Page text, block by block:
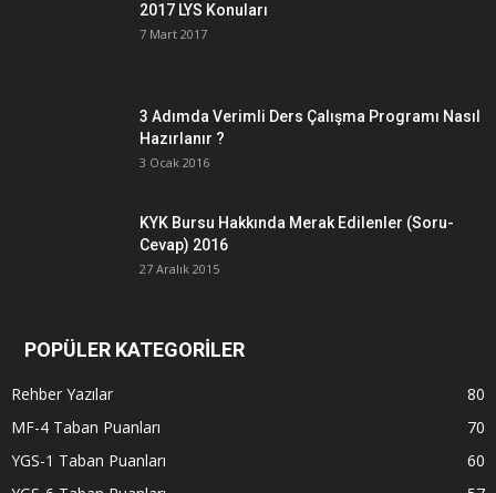
2017 LYS Konuları
7 Mart 2017
3 Adımda Verimli Ders Çalışma Programı Nasıl
Hazırlanır ?
3 Ocak 2016
KYK Bursu Hakkında Merak Edilenler (Soru-
Cevap) 2016
27 Aralık 2015
POPÜLER KATEGORİLER
Rehber Yazılar
80
MF-4 Taban Puanları
70
YGS-1 Taban Puanları
60